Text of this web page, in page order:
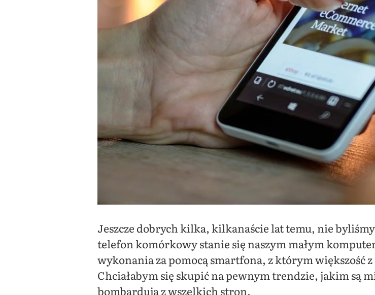
Jeszcze dobrych kilka, kilkanaście lat temu, nie
telefon komórkowy stanie się naszym małym
wykonania za pomocą smartfona, z którym większość
Chciałabym się skupić na pewnym trendzie, jakim są
bombardują z wszelkich stron.